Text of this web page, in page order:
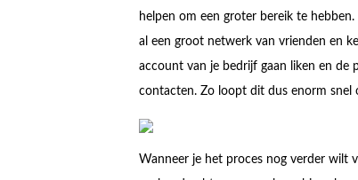
helpen om een groter bereik te
al een groot netwerk van vrienden en
account van je bedrijf gaan liken en de
contacten. Zo loopt dit dus enorm snel
Wanneer je het proces nog verder wilt